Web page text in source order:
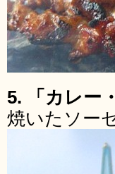
5. 「カレー
焼いたソー